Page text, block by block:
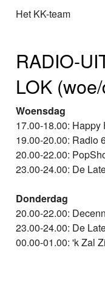
Het KK-team
RADIO-
LOK
Woensdag
17.00-18.00: Happy
19.00-20.00: Radio
20.00-22.00:
23.00-24.00: De
Donderdag
20.00-22.00:
23.00-24.00: De
00.00-01.00: 'k Zal